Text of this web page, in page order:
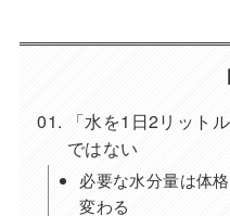
「水を1日2リット
ではない
必要な水分量は体
変わる